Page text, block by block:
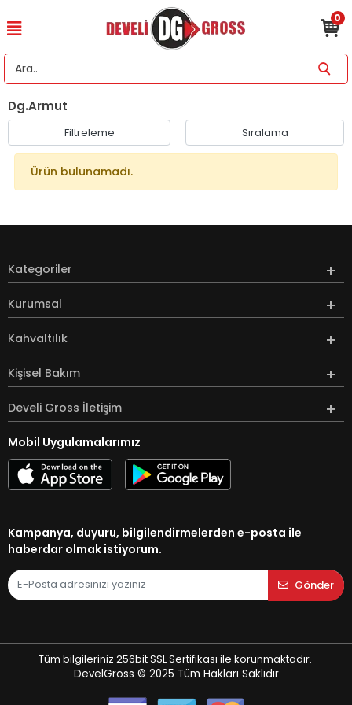
0
Dg.Armut
Filtreleme Sıralama
Ürün bulunamadı.
Kategoriler
Kurumsal
Kahvaltılık
Kişisel Bakım
Develi Gross İletişim
Mobil Uygulamalarımız
Kampanya, duyuru, bilgilendirmelerden e-posta ile
haberdar olmak istiyorum.
Gönder
Tüm bilgileriniz 256bit SSL Sertifikası ile korunmaktadır.
DevelGross © 2025 Tüm Hakları Saklıdır